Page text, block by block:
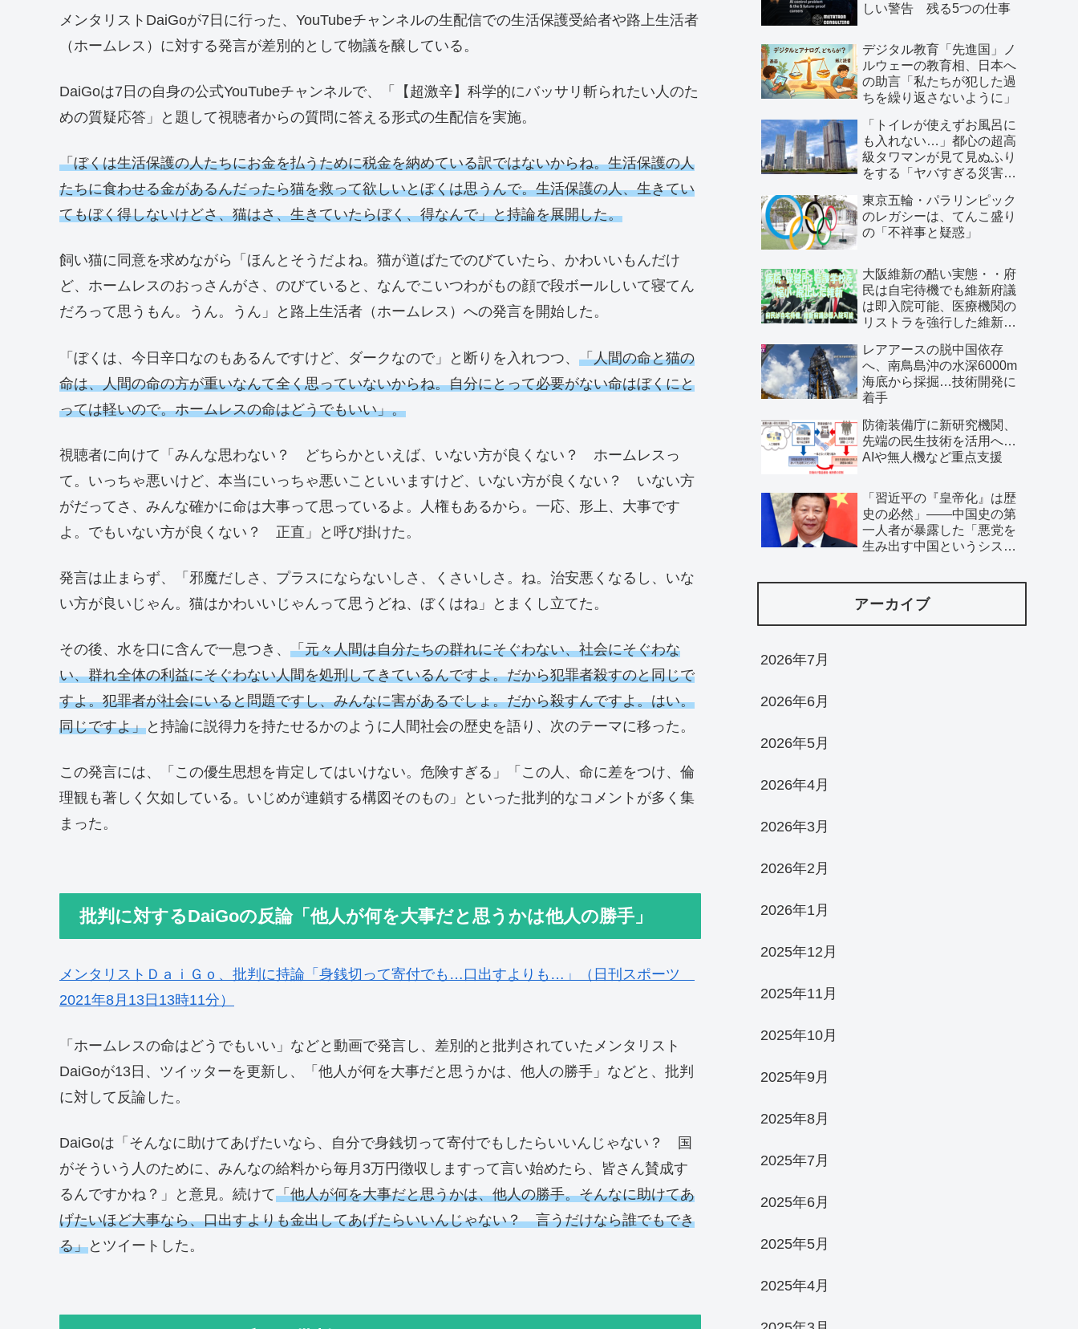
メンタリストDaiGoが7日に行った、YouTubeチャンネルの生配信での生活保護受給者や路上生活者
（ホームレス）に対する発言が差別的として物議を醸している。
DaiGoは7日の自身の公式YouTubeチャンネルで、「【超激辛】科学的にバッサリ斬られたい人のた
めの質疑応答」と題して視聴者からの質問に答える形式の生配信を実施。
「ぼくは生活保護の人たちにお金を払うために税金を納めている訳ではないからね。生活保護の人
たちに食わせる金があるんだったら猫を救って欲しいとぼくは思うんで。生活保護の人、生きてい
てもぼく得しないけどさ、猫はさ、生きていたらぼく、得なんで」と持論を展開した。
飼い猫に同意を求めながら「ほんとそうだよね。猫が道ばたでのびていたら、かわいいもんだけ
ど、ホームレスのおっさんがさ、のびていると、なんでこいつわがもの顔で段ボールしいて寝てん
だろって思うもん。うん。うん」と路上生活者（ホームレス）への発言を開始した。
「ぼくは、今日辛口なのもあるんですけど、ダークなので」と断りを入れつつ、 「人間の命と猫の
命は、人間の命の方が重いなんて全く思っていないからね。自分にとって必要がない命はぼくにと
っては軽いので。ホームレスの命はどうでもいい」。
視聴者に向けて「みんな思わない？ どちらかといえば、いない方が良くない？ ホームレスっ
て。いっちゃ悪いけど、本当にいっちゃ悪いこといいますけど、いない方が良くない？ いない方
がだってさ、みんな確かに命は大事って思っているよ。人権もあるから。一応、形上、大事です
よ。でもいない方が良くない？ 正直」と呼び掛けた。
発言は止まらず、「邪魔だしさ、プラスにならないしさ、くさいしさ。ね。治安悪くなるし、いな
い方が良いじゃん。猫はかわいいじゃんって思うどね、ぼくはね」とまくし立てた。
その後、水を口に含んで一息つき、 「元々人間は自分たちの群れにそぐわない、社会にそぐわな
い、群れ全体の利益にそぐわない人間を処刑してきているんですよ。だから犯罪者殺すのと同じで
すよ。犯罪者が社会にいると問題ですし、みんなに害があるでしょ。だから殺すんですよ。はい。
同じですよ」と持論に説得力を持たせるかのように人間社会の歴史を語り、次のテーマに移った。
この発言には、「この優生思想を肯定してはいけない。危険すぎる」「この人、命に差をつけ、倫
理観も著しく欠如している。いじめが連鎖する構図そのもの」といった批判的なコメントが多く集
まった。
批判に対するDaiGoの反論「他人が何を大事だと思うかは他人の勝手」
メンタリストＤａｉＧｏ、批判に持論「身銭切って寄付でも…口出すよりも…」（日刊スポーツ
2021年8月13日13時11分）
「ホームレスの命はどうでもいい」などと動画で発言し、差別的と批判されていたメンタリスト
DaiGoが13日、ツイッターを更新し、「他人が何を大事だと思うかは、他人の勝手」などと、批判
に対して反論した。
DaiGoは「そんなに助けてあげたいなら、自分で身銭切って寄付でもしたらいいんじゃない？ 国
がそういう人のために、みんなの給料から毎月3万円徴収しますって言い始めたら、皆さん賛成す
るんですかね？」と意見。続けて「他人が何を大事だと思うかは、他人の勝手。そんなに助けてあ
げたいほど大事なら、口出すよりも金出してあげたらいいんじゃない？ 言うだけなら誰でもでき
る」とツイートした。
しい警告 残る5つの仕事
デジタル教育「先進国」ノ
ルウェーの教育相、日本へ
の助言「私たちが犯した過
ちを繰り返さないように」
「トイレが使えずお風呂に
も入れない…」都心の超高
級タワマンが見て見ぬふり
をする「ヤバすぎる災害リ
東京五輪・パラリンピック
のレガシーは、てんこ盛り
の「不祥事と疑惑」
大阪維新の酷い実態・・府
民は自宅待機でも維新府議
は即入院可能、医療機関の
リストラを強行した維新、
開催…
レアアースの脱中国依存
へ、南鳥島沖の水深6000m
海底から採掘…技術開発に
着手
防衛装備庁に新研究機関、
先端の民生技術を活用へ…
AIや無人機など重点支援
「習近平の『皇帝化』は歴
史の必然」――中国史の第
一人者が暴露した「悪党を
生み出す中国というシステ
アーカイブ
2026年7月
2026年6月
2026年5月
2026年4月
2026年3月
2026年2月
2026年1月
2025年12月
2025年11月
2025年10月
2025年9月
2025年8月
2025年7月
2025年6月
2025年5月
2025年4月